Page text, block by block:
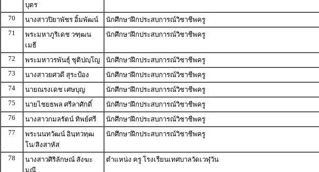
บุตร
70 นางสาวปิยาพัชร อิ้มพัฒน์ นักศึกษาฝึกประสบการณ์วิชาชีพครู
71
พระมหาภูริเดช วฑฺฒน
เมธี
นักศึกษาฝึกประสบการณ์วิชาชีพครู
72 พระมหาวรพันธุ์ ชุติปญฺโญ นักศึกษาฝึกประสบการณ์วิชาชีพครู
73
นางสาวยศวดี สุระป้อง นักศึกษาฝึกประสบการณ์วิชาชีพครู
74
นายณรงเดช เศษบุญ นักศึกษาฝึกประสบการณ์วิชาชีพครู
75
นายไชยธพล ศรีลาศักดิ์ นักศึกษาฝึกประสบการณ์วิชาชีพครู
76
นางสาวกมลรัตน์ ทิพย์ศรี นักศึกษาฝึกประสบการณ์วิชาชีพครู
77
พระนนทวัฒน์ อินฺทวทฺฒ
โน/สิงสาหัส
นักศึกษาฝึกประสบการณ์วิชาชีพครู
78
นางสาวศิริลักษณ์ สังฆะ
มณี
ตำแหน่ง ครู โรงเรียนเทศบาลวัดเวฬุวัน